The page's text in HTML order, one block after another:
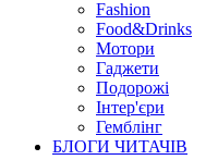
Fashion
Food&Drinks
Мотори
Гаджети
Подорожі
Інтер'єри
Гемблінг
БЛОГИ ЧИТАЧІВ